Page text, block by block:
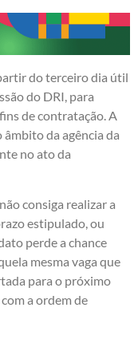
do terceiro dia útil
do DRI, para
de contratação. A
da agência da
no ato da
consiga realizar a
estipulado, ou
perde a chance
mesma vaga que
para o próximo
a ordem de